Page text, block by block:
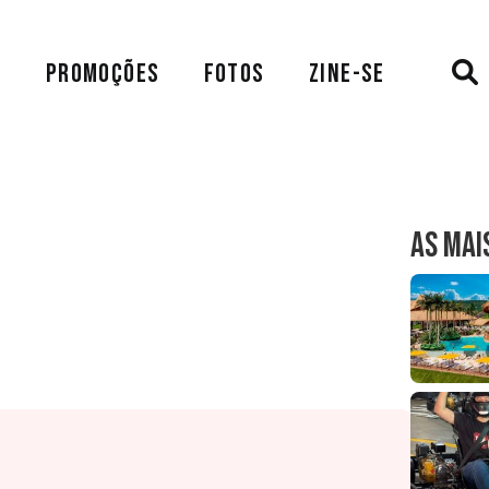
PROMOÇÕES FOTOS ZINE-SE
AS